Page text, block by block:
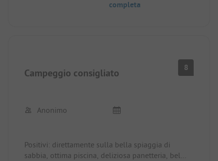
spiaggia, buon ristorante, animazione varia, campi
completa
Campeggio consigliato 8
Anonimo
Positivi: direttamente sulla bella spiaggia di
sabbia, ottima piscina, deliziosa panetteria, bel